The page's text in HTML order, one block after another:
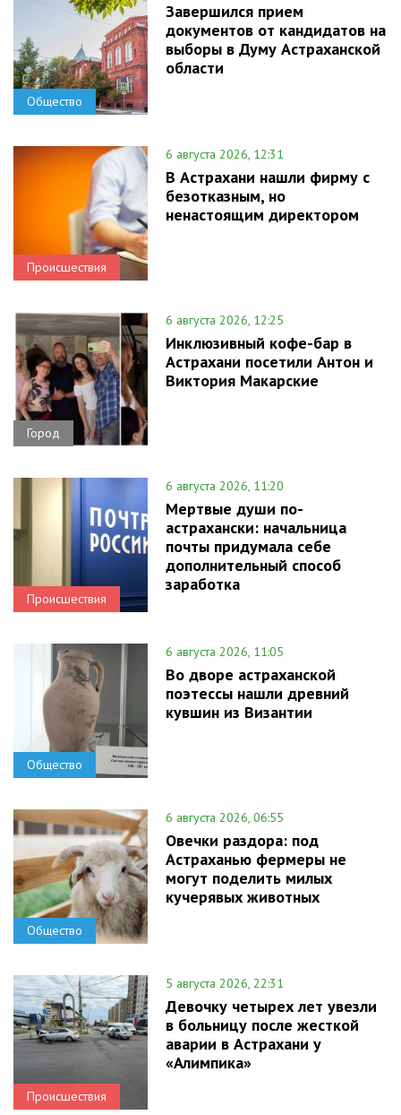
Общество
Завершился прием
документов от кандидатов на
выборы в Думу Астраханской
области
Происшествия
6 августа 2026, 12:31
В Астрахани нашли фирму с
безотказным, но
ненастоящим директором
Город
6 августа 2026, 12:25
Инклюзивный кофе-бар в
Астрахани посетили Антон и
Виктория Макарские
Происшествия
6 августа 2026, 11:20
Мертвые души по-
астрахански: начальница
почты придумала себе
дополнительный способ
заработка
Общество
6 августа 2026, 11:05
Во дворе астраханской
поэтессы нашли древний
кувшин из Византии
Общество
6 августа 2026, 06:55
Овечки раздора: под
Астраханью фермеры не
могут поделить милых
кучерявых животных
Происшествия
5 августа 2026, 22:31
Девочку четырех лет увезли
в больницу после жесткой
аварии в Астрахани у
«Алимпика»